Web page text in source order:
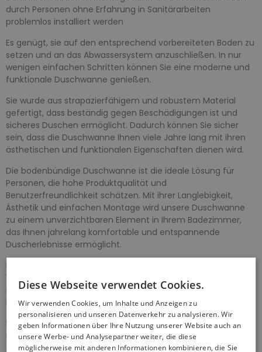
durch Personen ohne Erfahrung in Sanitärarbeiten
problemlos installiert werden
Es genügt, sie auf den entsprechend vorbereiteten Boden zu
setzen und an das Abwassersystem anzuschließen. In nur
wenigen einfachen Schritten können Sie eine moderne und
funktionale Duschwanne genießen.
Sie wurde aus strapazierfähigem und robustem Material
gefertigt, dass beständig gegen Beschädigungen ist und
sicheres Duschen ermöglicht. Dadurch können Sie sicher
sein, dass die Duschwanne Ihnen viele Jahre lang mit ihren
ästhetischen und funktionalen Eigenschaften dienen wird.
Die bodenbündige Duschwanne ist die ideale Lösung für
Personen, die hohe Produktqualität und
Benutzerfreundlichkeit schätzen. Mit ihrer Langlebigkeit,
Ästhetik und einfachen Montage wird unsere Duschwanne
zu einem unverzichtbaren Element in Ihrem Badezimmer,
das Ihnen jahrelang komfortable und entspannende
Duscherlebnisse ermöglicht.
100x80x3,5x14
nur Funktionalität an, sondern auch einfache Montage und
hohe Qualität.
Eine der Schlüsseleigenschaften dieser Duschwanne ist ihre
monolithische Konstruktion, bei der die Duschwanne mit
dem Gehäuse integriert wurde. Dadurch ist es nicht
Diese Webseite verwendet Cookies.
Wir verwenden Cookies, um Inhalte und Anzeigen zu
personalisieren und unseren Datenverkehr zu analysieren. Wir
geben Informationen über Ihre Nutzung unserer Website auch an
unsere Werbe- und Analysepartner weiter, die diese
möglicherweise mit anderen Informationen kombinieren, die Sie